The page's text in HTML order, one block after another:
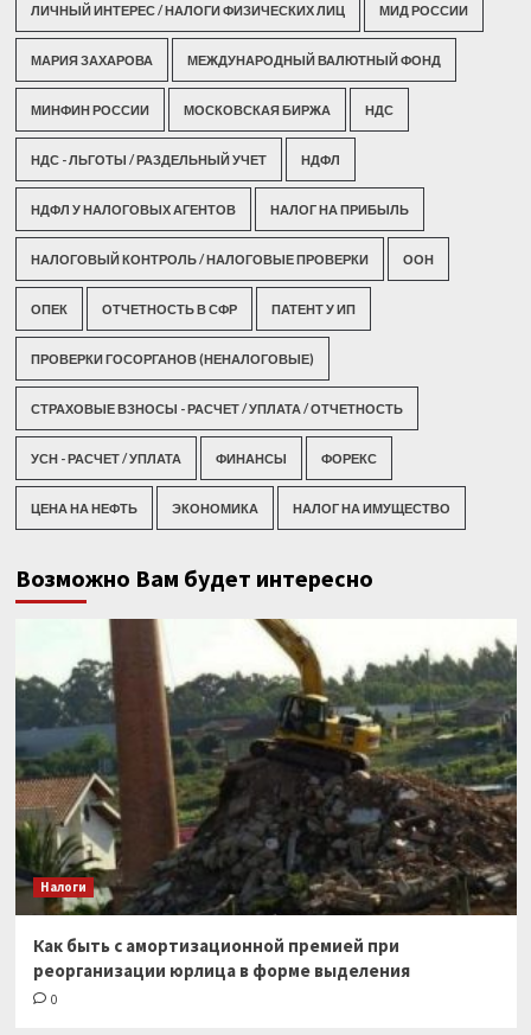
ЛИЧНЫЙ ИНТЕРЕС / НАЛОГИ ФИЗИЧЕСКИХ ЛИЦ МИД РОССИИ
МАРИЯ ЗАХАРОВА МЕЖДУНАРОДНЫЙ ВАЛЮТНЫЙ ФОНД
МИНФИН РОССИИ МОСКОВСКАЯ БИРЖА НДС
НДС - ЛЬГОТЫ / РАЗДЕЛЬНЫЙ УЧЕТ НДФЛ
НДФЛ У НАЛОГОВЫХ АГЕНТОВ НАЛОГ НА ПРИБЫЛЬ
НАЛОГОВЫЙ КОНТРОЛЬ / НАЛОГОВЫЕ ПРОВЕРКИ ООН
ОПЕК ОТЧЕТНОСТЬ В СФР ПАТЕНТ У ИП
ПРОВЕРКИ ГОСОРГАНОВ (НЕНАЛОГОВЫЕ)
СТРАХОВЫЕ ВЗНОСЫ - РАСЧЕТ / УПЛАТА / ОТЧЕТНОСТЬ
УСН - РАСЧЕТ / УПЛАТА ФИНАНСЫ ФОРЕКС
ЦЕНА НА НЕФТЬ ЭКОНОМИКА НАЛОГ НА ИМУЩЕСТВО
Возможно Вам будет интересно
Налоги
Как быть с амортизационной премией при
реорганизации юрлица в форме выделения
0